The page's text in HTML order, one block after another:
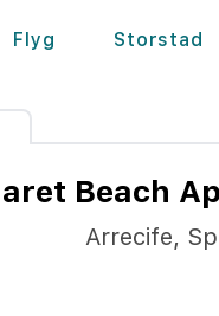
Flyg Storstad
Beach
Arrecife,